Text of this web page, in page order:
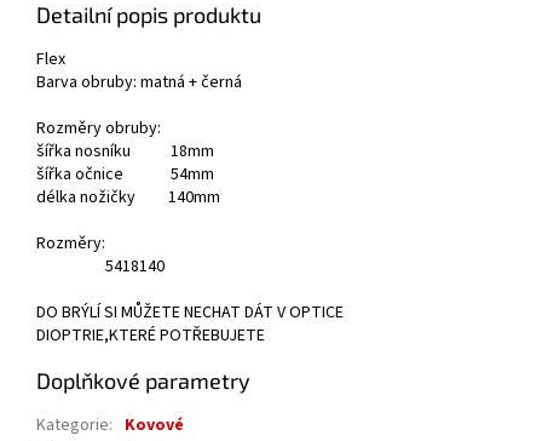
Detailní popis produktu
Flex
Barva obruby: matná + černá
Rozměry obruby:
šířka nosníku 18mm
šířka očnice 54mm
délka nožičky 140mm
Rozměry:
5418140
DO BRÝLÍ SI MŮŽETE NECHAT DÁT V OPTICE
DIOPTRIE,KTERÉ POTŘEBUJETE
Doplňkové parametry
Kategorie: Kovové